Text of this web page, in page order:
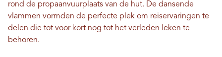
rond de propaanvuurplaats van de hut. De dansende
vlammen vormden de perfecte plek om reiservaringen te
delen die tot voor kort nog tot het verleden leken te
behoren.